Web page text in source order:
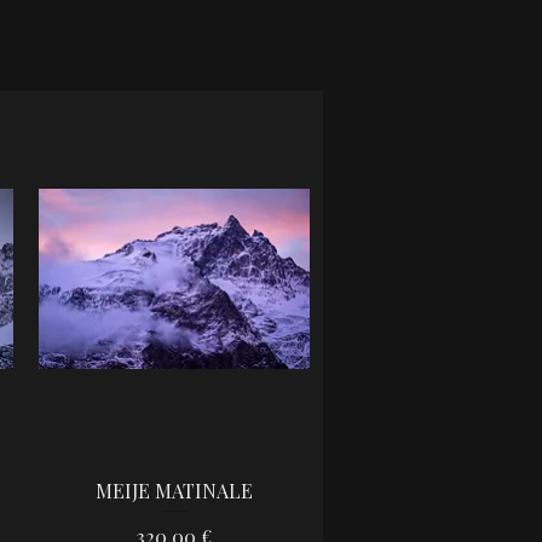
Aperçu rapide
MEIJE MATINALE
Prix
320,00 €